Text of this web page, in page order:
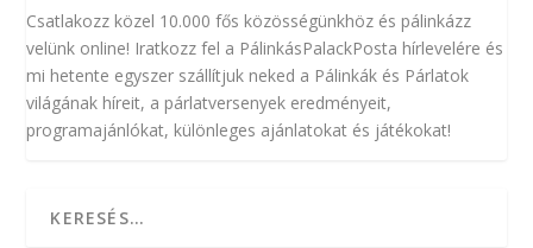
Csatlakozz közel 10.000 fős közösségünkhöz és pálinkázz
velünk online! Iratkozz fel a PálinkásPalackPosta hírlevelére és
mi hetente egyszer szállítjuk neked a Pálinkák és Párlatok
világának híreit, a párlatversenyek eredményeit,
programajánlókat, különleges ajánlatokat és játékokat!